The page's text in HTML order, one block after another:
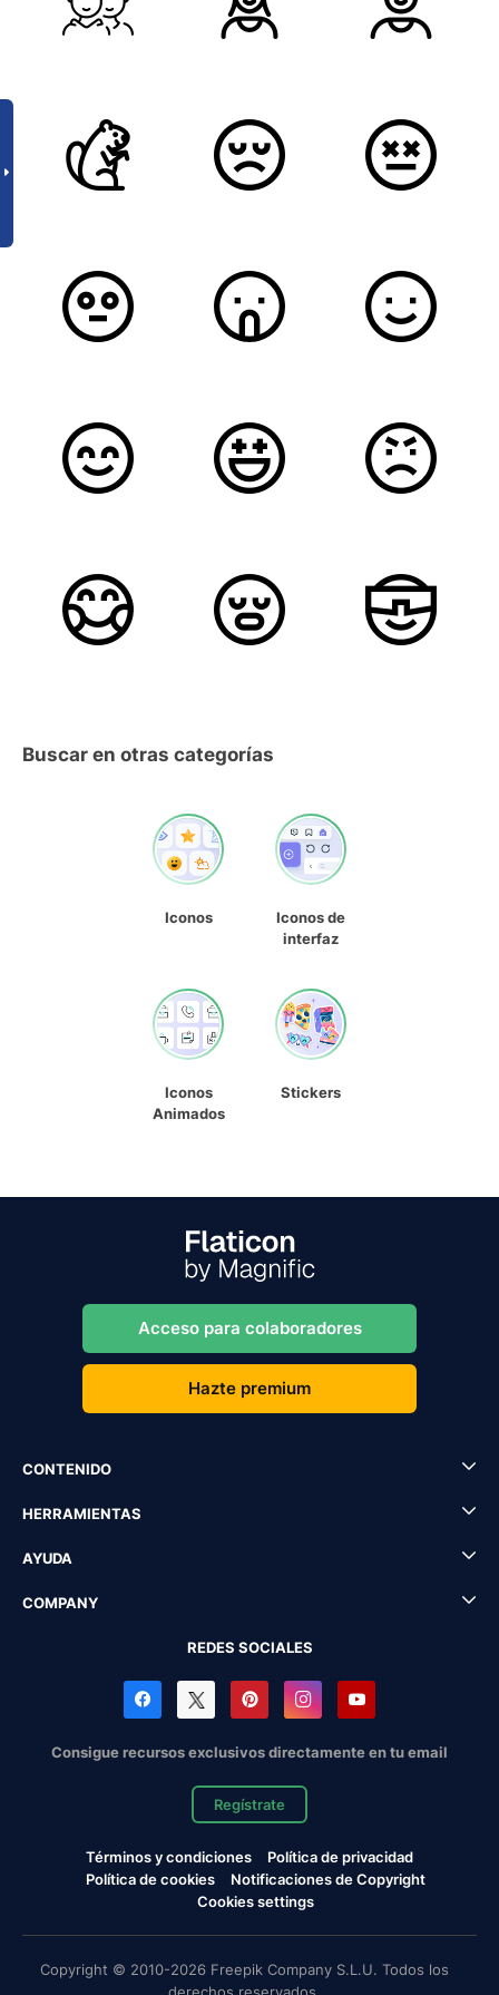
Buscar en otras categorías
Iconos
Iconos de
interfaz
Iconos
Animados
Stickers
Acceso para colaboradores
Hazte premium
CONTENIDO
HERRAMIENTAS
AYUDA
COMPANY
REDES SOCIALES
Consigue recursos exclusivos directamente en tu email
Regístrate
Términos y condiciones
Política de privacidad
Política de cookies
Notificaciones de Copyright
Cookies settings
Copyright © 2010-2026 Freepik Company S.L.U. Todos los